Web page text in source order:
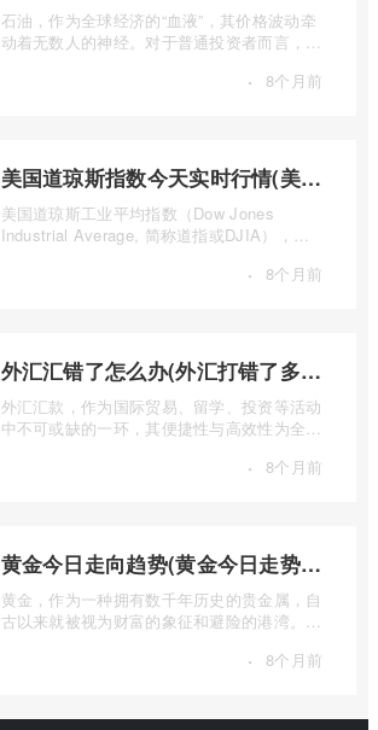
石油，作为全球经济的“血液”，其价格波动牵
动着无数人的神经。对于普通投资者而言，直
· 8个月前
美国道琼斯指数今天实时行情(美国道琼斯指数期货指数实时行情)
美国道琼斯工业平均指数（Dow Jones
Industrial Average, 简称道指或DJIA），无
· 8个月前
外汇汇错了怎么办(外汇打错了多久退回来)
外汇汇款，作为国际贸易、留学、投资等活动
中不可或缺的一环，其便捷性与高效性为全球
· 8个月前
黄金今日走向趋势(黄金今日走势分析建议)
黄金，作为一种拥有数千年历史的贵金属，自
古以来就被视为财富的象征和避险的港湾。在
· 8个月前